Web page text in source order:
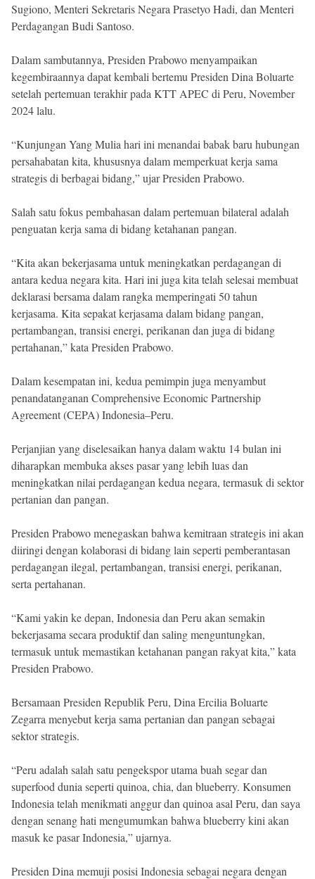
Sugiono, Menteri Sekretaris Negara Prasetyo Hadi, dan Menteri
Perdagangan Budi Santoso.
Dalam sambutannya, Presiden Prabowo menyampaikan
kegembiraannya dapat kembali bertemu Presiden Dina Boluarte
setelah pertemuan terakhir pada KTT APEC di Peru, November
2024 lalu.
“Kunjungan Yang Mulia hari ini menandai babak baru hubungan
persahabatan kita, khususnya dalam memperkuat kerja sama
strategis di berbagai bidang,” ujar Presiden Prabowo.
Salah satu fokus pembahasan dalam pertemuan bilateral adalah
penguatan kerja sama di bidang ketahanan pangan.
“Kita akan bekerjasama untuk meningkatkan perdagangan di
antara kedua negara kita. Hari ini juga kita telah selesai membuat
deklarasi bersama dalam rangka memperingati 50 tahun
kerjasama. Kita sepakat kerjasama dalam bidang pangan,
pertambangan, transisi energi, perikanan dan juga di bidang
pertahanan,” kata Presiden Prabowo.
Dalam kesempatan ini, kedua pemimpin juga menyambut
penandatanganan Comprehensive Economic Partnership
Agreement (CEPA) Indonesia–Peru.
Perjanjian yang diselesaikan hanya dalam waktu 14 bulan ini
diharapkan membuka akses pasar yang lebih luas dan
meningkatkan nilai perdagangan kedua negara, termasuk di sektor
pertanian dan pangan.
Presiden Prabowo menegaskan bahwa kemitraan strategis ini akan
diiringi dengan kolaborasi di bidang lain seperti pemberantasan
perdagangan ilegal, pertambangan, transisi energi, perikanan,
serta pertahanan.
“Kami yakin ke depan, Indonesia dan Peru akan semakin
bekerjasama secara produktif dan saling menguntungkan,
termasuk untuk memastikan ketahanan pangan rakyat kita,” kata
Presiden Prabowo.
Bersamaan Presiden Republik Peru, Dina Ercilia Boluarte
Zegarra menyebut kerja sama pertanian dan pangan sebagai
sektor strategis.
“Peru adalah salah satu pengekspor utama buah segar dan
superfood dunia seperti quinoa, chia, dan blueberry. Konsumen
Indonesia telah menikmati anggur dan quinoa asal Peru, dan saya
dengan senang hati mengumumkan bahwa blueberry kini akan
masuk ke pasar Indonesia,” ujarnya.
Presiden Dina memuji posisi Indonesia sebagai negara dengan